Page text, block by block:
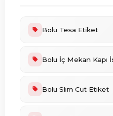
Bolu Tesa Etiket
Bolu İç Mekan Kapı
Bolu Slim Cut Etiket